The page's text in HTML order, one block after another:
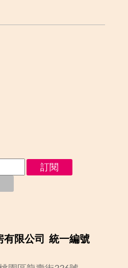
有限公司 統一編號